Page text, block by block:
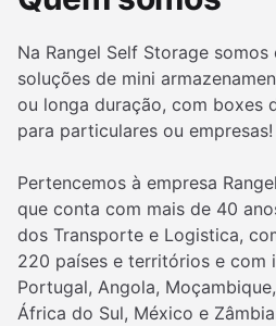
Na Rangel Self Storage somos
soluções de mini
ou longa duração, com boxes
para particulares ou empresas!
Pertencemos à empresa
que conta com mais de 40
dos Transporte e Logistica,
220 países e territórios e com
Portugal, Angola,
África do Sul, México e